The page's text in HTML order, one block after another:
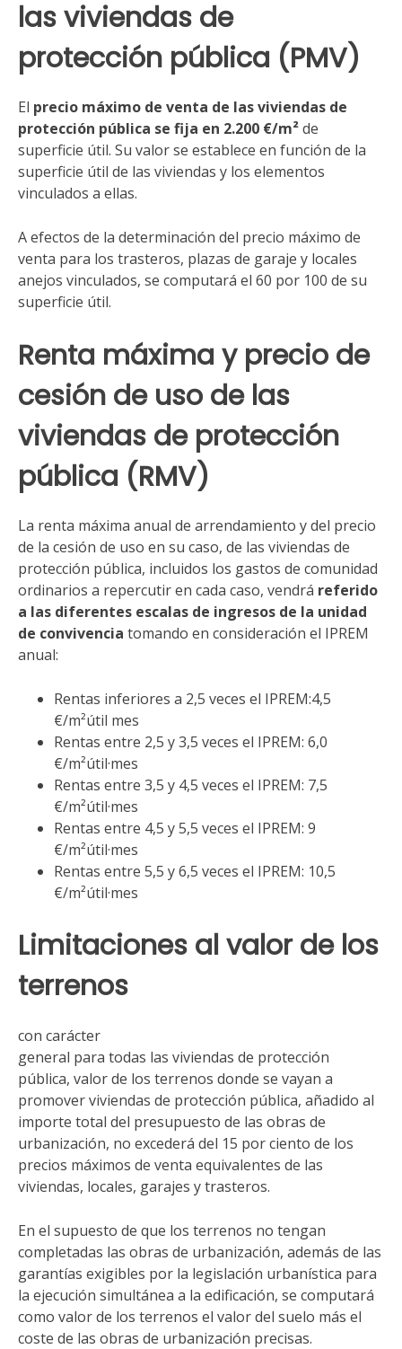
las viviendas de
protección pública (PMV)
El precio máximo de venta de las viviendas de
protección pública se fija en 2.200 €/m²de
superficie útil. Su valor se establece en función de la
superficie útil de las viviendas y los elementos
vinculados a ellas.
A efectos de la determinación del precio máximo de
venta para los trasteros, plazas de garaje y locales
anejos vinculados, se computará el 60 por 100 de su
superficie útil.
Renta máxima y precio de
cesión de uso de las
viviendas de protección
pública (RMV)
La renta máxima anual de arrendamiento y del precio
de la cesión de uso en su caso, de las viviendas de
protección pública, incluidos los gastos de comunidad
ordinarios a repercutir en cada caso, vendrá referido
a las diferentes escalas de ingresos de la unidad
de convivencia tomando en consideración el IPREM
anual:
Rentas inferiores a 2,5 veces el IPREM:4,5
€/m²útil mes
Rentas entre 2,5 y 3,5 veces el IPREM: 6,0
€/m²útil·mes
Rentas entre 3,5 y 4,5 veces el IPREM: 7,5
€/m²útil·mes
Rentas entre 4,5 y 5,5 veces el IPREM: 9
€/m²útil·mes
Rentas entre 5,5 y 6,5 veces el IPREM: 10,5
€/m²útil·mes
Limitaciones al valor de los
terrenos
con carácter
general para todas las viviendas de protección
pública, valor de los terrenos donde se vayan a
promover viviendas de protección pública, añadido al
importe total del presupuesto de las obras de
urbanización, no excederá del 15 por ciento de los
precios máximos de venta equivalentes de las
viviendas, locales, garajes y trasteros.
En el supuesto de que los terrenos no tengan
completadas las obras de urbanización, además de las
garantías exigibles por la legislación urbanística para
la ejecución simultánea a la edificación, se computará
como valor de los terrenos el valor del suelo más el
coste de las obras de urbanización precisas.